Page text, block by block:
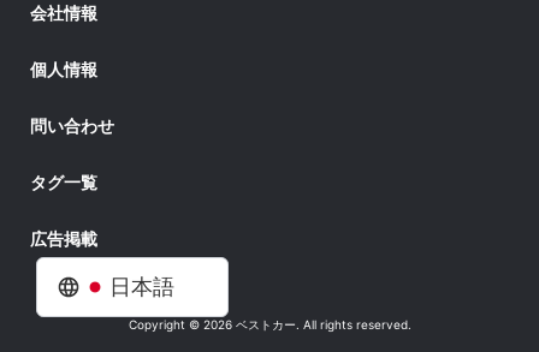
日本語
会社情報
個人情報
問い合わせ
タグ一覧
広告掲載
Copyright © 2026 ベストカー. All rights reserved.